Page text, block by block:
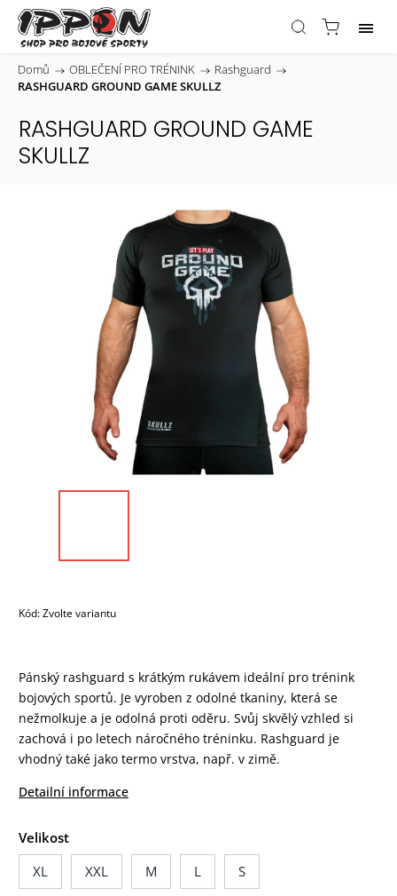
Domů / OBLEČENÍ PRO TRÉNINK / Rashguard /
RASHGUARD GROUND GAME SKULLZ
RASHGUARD GROUND GAME
SKULLZ
Kód:Zvolte variantu
Pánský rashguard s krátkým rukávem ideální pro trénink
bojových sportů. Je vyroben z odolné tkaniny, která se
nežmolkuje a je odolná proti oděru. Svůj skvělý vzhled si
zachová i po letech náročného tréninku. Rashguard je
vhodný také jako termo vrstva, např. v zimě.
Detailní informace
Velikost
XL
XXL M L S